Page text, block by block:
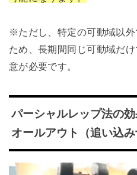
※ただし、特定の可動域以
ため、長期間同じ可動域だ
意が必要です。
パーシャルレップ法の
オールアウト（追い込み